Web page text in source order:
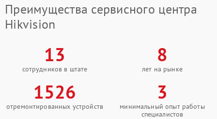
Преимущества сервисного центра
Hikvision
13
сотрудников в штате
8
лет на рынке
1526
отремонтированных устройств
3
минимальный опыт работы
специалистов